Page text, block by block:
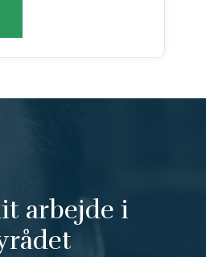
arbejde i